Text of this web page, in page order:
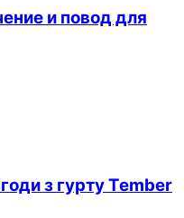
и повод для
з гурту Tember